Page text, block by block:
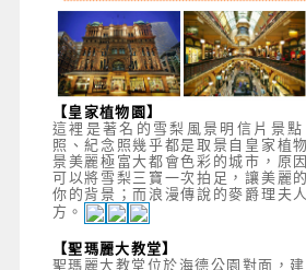
【皇家植物園】
這裡是著名的雪梨風景明信片景
照、紀念照幾乎都是取景自皇家植
景美麗極富大都會色彩的城市，原
可以將雪梨三寶一次拍足，讓美麗
你的背景；而浪漫傳說的麥爵理夫
方。
【聖瑪麗大教堂】
聖瑪麗大教堂位於海德公園對面，